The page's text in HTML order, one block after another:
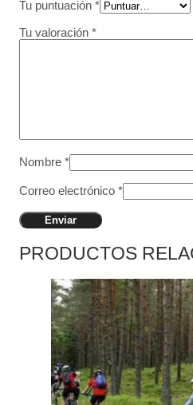
Tu puntuación *
Tu valoración *
Nombre *
Correo electrónico *
PRODUCTOS